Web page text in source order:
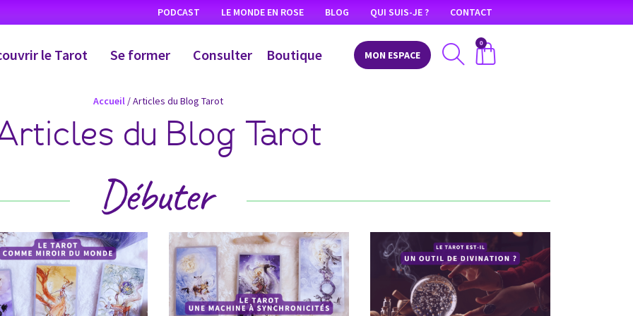
PODCAST LE MONDE EN ROSE BLOG QUI SUIS-JE ? CONTACT
le Tarot Se former Consulter Boutique MON ESPACE
0
Accueil /Articles du Blog Tarot
du Blog Tarot
Débuter